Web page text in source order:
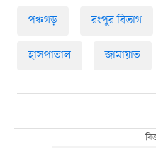
পঞ্চগড় রংপুর বিভাগ
হাসপাতাল জামায়াত